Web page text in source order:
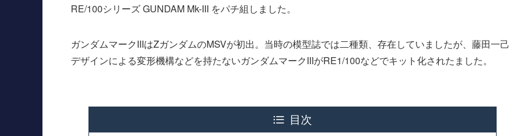
RE/100シリーズ GUNDAM Mk-III をパチ組しました。
ガンダムマークIIIはZガンダムのMSVが初出。当時の模型誌では二種類、存在していましたが、藤田一己
デザインによる変形機構などを持たないガンダムマークIIIがRE1/100などでキット化されたました。
目次